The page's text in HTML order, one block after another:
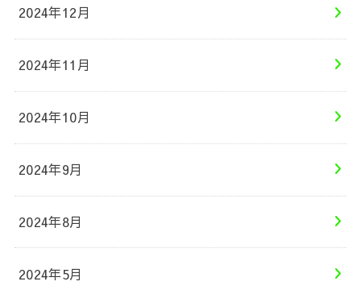
2024年12月
2024年11月
2024年10月
2024年9月
2024年8月
2024年5月